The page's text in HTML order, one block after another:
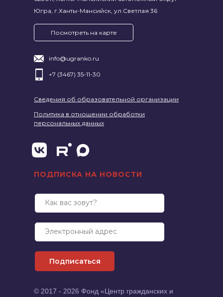
Югра, г.Ханты-Мансийск, ул.Светлая 36
© 2017 - 2026 Фонд «Центр гражданских и
ПОДПИСКА НА НОВОСТИ
info@ugranko.ru
+7 (3467) 35-11-30
Как вас зовут?
Электронный адрес
Подписаться
Политика в отношении обработки
персональных данных
Сведения об образовательной организации
Посмотреть на карте